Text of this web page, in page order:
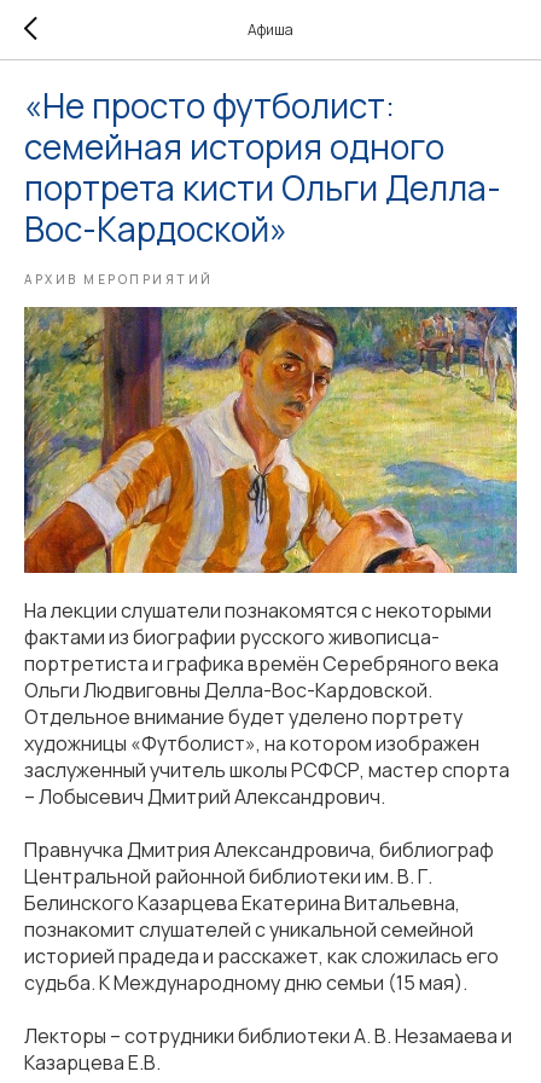
Афиша
«Не просто футболист:
семейная история одного
портрета кисти Ольги Делла-
Вос-Кардоской»
АРХИВ МЕРОПРИЯТИЙ
На лекции слушатели познакомятся с некоторыми
фактами из биографии русского живописца-
портретиста и графика времён Серебряного века
Ольги Людвиговны Делла-Вос-Кардовской.
Отдельное внимание будет уделено портрету
художницы «Футболист», на котором изображен
заслуженный учитель школы РСФСР, мастер спорта
– Лобысевич Дмитрий Александрович.
Правнучка Дмитрия Александровича, библиограф
Центральной районной библиотеки им. В. Г.
Белинского Казарцева Екатерина Витальевна,
познакомит слушателей с уникальной семейной
историей прадеда и расскажет, как сложилась его
судьба. К Международному дню семьи (15 мая).
Лекторы – сотрудники библиотеки А. В. Незамаева и
Казарцева Е.В.